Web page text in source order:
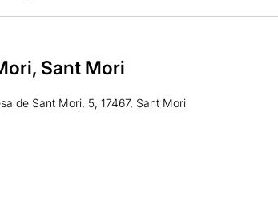
Sant Mori
de Sant Mori, 5, 17467, Sant Mori